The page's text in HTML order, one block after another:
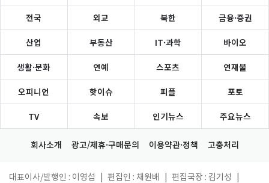
전국 외교 북한 금융·증권
산업 부동산 IT·과학 바이오
생활·문화 연예 스포츠 연재물
오피니언 핫이슈 피플 포토
TV 속보 인기뉴스 주요뉴스
회사소개 광고/제휴·구매문의 이용약관·정책 고충처리
대표이사/발행인 : 이영섭 편집인 : 채원배 편집국장 : 김기성